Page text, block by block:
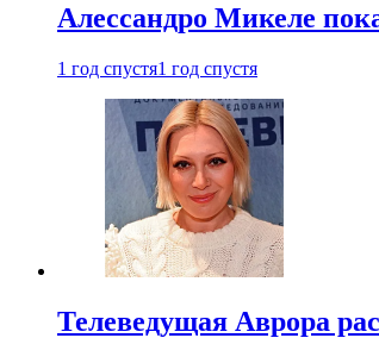
Алессандро Микеле
1 год спустя1 год спустя
Телеведущая Аврора